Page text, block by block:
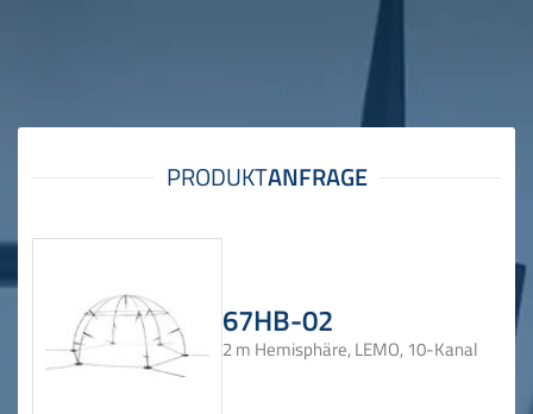
67HB-02
2 m Hemisphäre, LEMO, 10-Kanal